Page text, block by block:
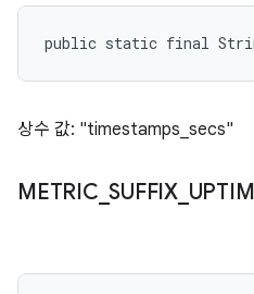
public static final String
상수 값: "timestamps_secs"
METRIC _SUFFIX_